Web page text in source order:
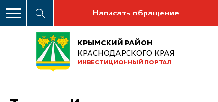
Написать обращение
КРЫМСКИЙ РАЙОН
КРАСНОДАРСКОГО КРАЯ
ИНВЕСТИЦИОННЫЙ ПОРТАЛ